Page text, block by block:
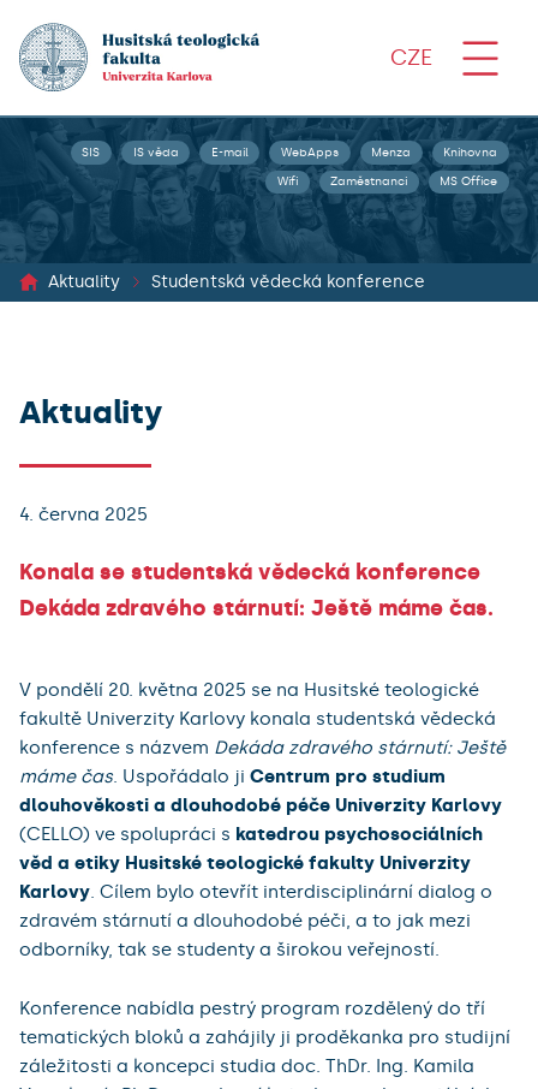
CZE
SIS IS věda E-mail WebApps Menza Knihovna
Wifi Zaměstnanci MS Office
Aktuality Studentská vědecká konference
Aktuality
4. června 2025
Konala se studentská vědecká konference
Dekáda zdravého stárnutí: Ještě máme čas.
V pondělí 20. května 2025 se na Husitské teologické
fakultě Univerzity Karlovy konala studentská vědecká
konference s názvem Dekáda zdravého stárnutí: Ještě
máme čas. Uspořádalo ji Centrum pro studium
dlouhověkosti a dlouhodobé péče Univerzity Karlovy
(CELLO) ve spolupráci s katedrou psychosociálních
věd a etiky Husitské teologické fakulty Univerzity
Karlovy . Cílem bylo otevřít interdisciplinární dialog o
zdravém stárnutí a dlouhodobé péči, a to jak mezi
odborníky, tak se studenty a širokou veřejností.
Konference nabídla pestrý program rozdělený do tří
tematických bloků a zahájily ji proděkanka pro studijní
záležitosti a koncepci studia doc. ThDr. Ing. Kamila